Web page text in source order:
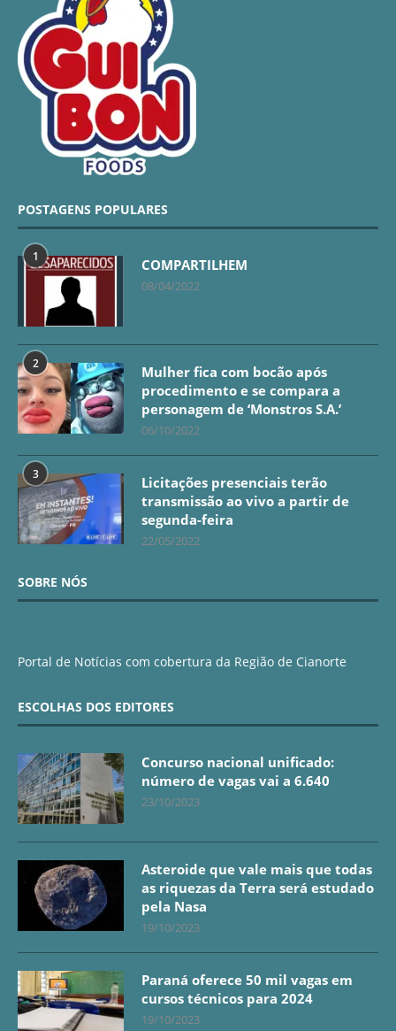
POSTAGENS POPULARES
1 COMPARTILHEM
08/04/2022
2
Mulher fica com bocão após
procedimento e se compara a
personagem de ‘Monstros S.A.’
06/10/2022
3
Licitações presenciais terão
transmissão ao vivo a partir de
segunda-feira
22/05/2022
SOBRE NÓS
Portal de Notícias com cobertura da Região de Cianorte
ESCOLHAS DOS EDITORES
Concurso nacional unificado:
número de vagas vai a 6.640
23/10/2023
Asteroide que vale mais que todas
as riquezas da Terra será estudado
pela Nasa
19/10/2023
Paraná oferece 50 mil vagas em
cursos técnicos para 2024
19/10/2023